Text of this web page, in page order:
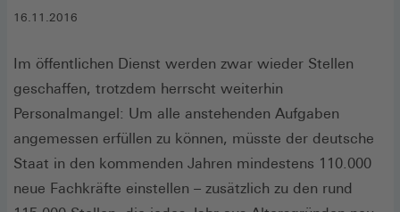
16.11.2016
Im öffentlichen Dienst werden zwar wieder Stellen
geschaffen, trotzdem herrscht weiterhin
Personalmangel: Um alle anstehenden Aufgaben
angemessen erfüllen zu können, müsste der deutsche
Staat in den kommenden Jahren mindestens 110.000
neue Fachkräfte einstellen – zusätzlich zu den rund